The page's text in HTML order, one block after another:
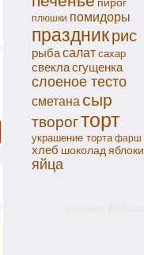
пирог
плюшки помидоры
праздникрис
рыбасалат сахар
свекласгущенка
слоеное тесто
сметана сыр
творогторт
украшение торта фарш
хлеб шоколад яблоки
яйца